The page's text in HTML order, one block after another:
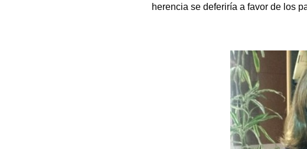
herencia se deferiría a favor de los